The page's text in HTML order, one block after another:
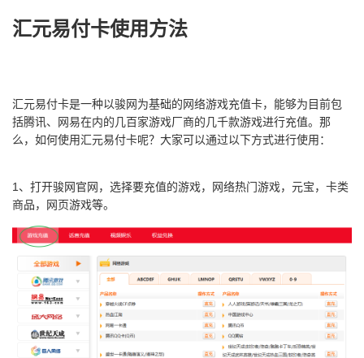
汇元易付卡使用方法
汇元易付卡是一种以骏网为基础的网络游戏充值卡，能够为目前包
括腾讯、网易在内的几百家游戏厂商的几千款游戏进行充值。那
么，如何使用汇元易付卡呢？大家可以通过以下方式进行使用：
1、打开骏网官网，选择要充值的游戏，网络热门游戏，元宝，卡类
商品，网页游戏等。